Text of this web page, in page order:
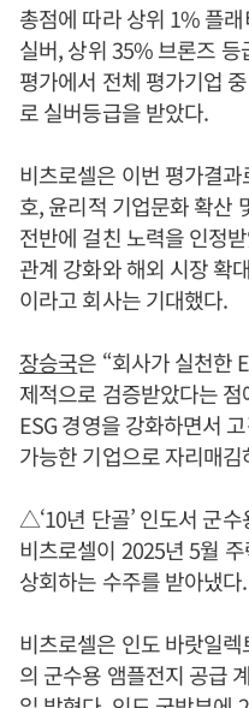
총점에 따라 상위 1% 플
실버, 상위 35% 브론즈
평가에서 전체 평가기업
로 실버등급을 받았다.
비츠로셀은 이번 평가결
호, 윤리적 기업문화 확산
전반에 걸친 노력을 인정
관계 강화와 해외 시장 확
이라고 회사는 기대했다.
장승국은 “회사가 실천한
제적으로 검증받았다는
ESG 경영을 강화하면서
가능한 기업으로 자리매
△‘10년 단골’ 인도서 군
비츠로셀이 2025년 5월
상회하는 수주를 받아냈다.
비츠로셀은 인도 바랏일
의 군수용 앰플전지 공급